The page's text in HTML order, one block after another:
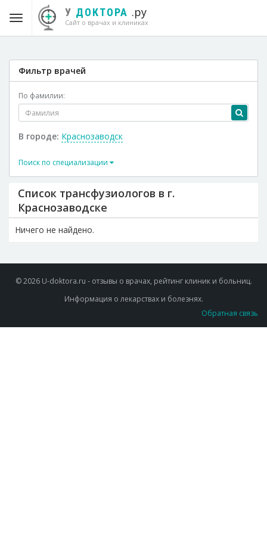
У ДОКТОРА .ру
Сайт о врачах и клиниках
Фильтр врачей
По фамилии:
В городе: Краснозаводск
Поиск по специализации
Список трансфузиологов в г.
Краснозаводске
Ничего не найдено.
© 2026 U-doktora.ru - отзывы о врачах, рейтинг клиник и больниц.
Информация о лекарствах и болезнях.
Обратная связь